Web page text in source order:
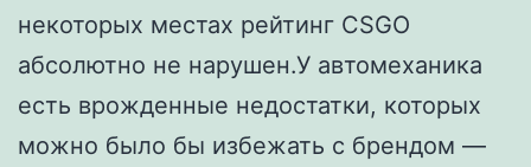
некоторых местах рейтинг CSGO
абсолютно не нарушен.У автомеханика
есть врожденные недостатки, которых
можно было бы избежать с брендом —